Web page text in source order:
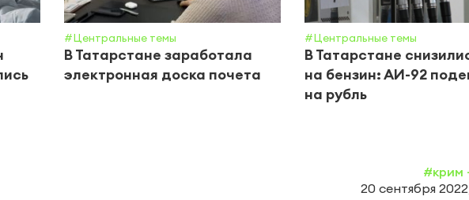
#Центральные темы
В Татарстане заработала
электронная доска почета
#Центральные темы
В Татарстане
на бензин: АИ-92
на рубль
#крим
20 сентября